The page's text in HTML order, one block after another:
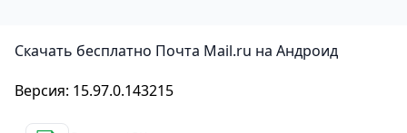
настройки уведомлений о новых письмах в
можете выбрать тип уведомления, звук и вибрацию.
Безопасность
Скачать бесплатно Почта Mail.ru на Андроид
Версия: 15.97.0.143215